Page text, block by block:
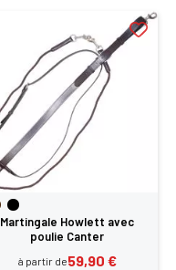
Martingale Howlett avec
poulie Canter
à partir de59,90 €